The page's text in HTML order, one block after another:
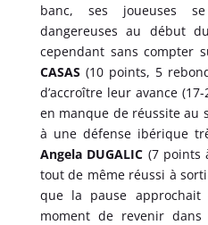
banc, ses joueuses
dangereuses au début
cependant sans compter
CASAS(10 points, 5
d’accroître leur avance
en manque de réussite au
à une défense ibérique
Angela DUGALIC (7 points
tout de même réussi à
que la pause
moment de revenir dans